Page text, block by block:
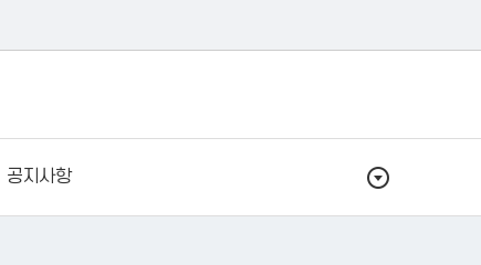
공지사항